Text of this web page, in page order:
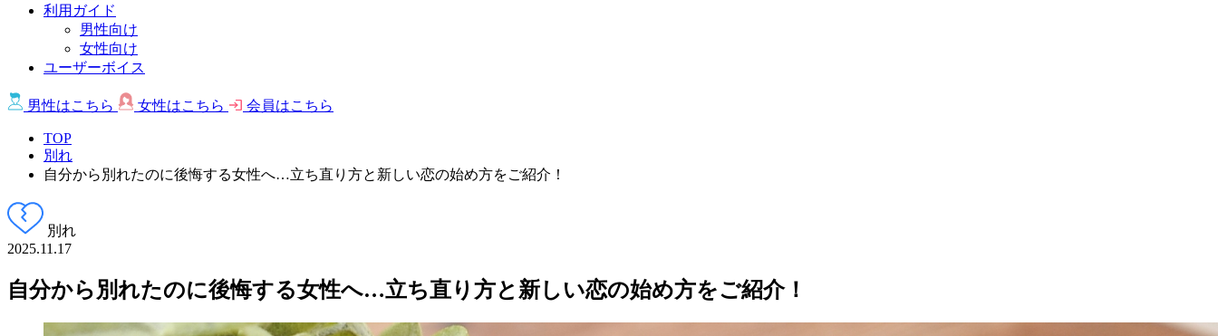
利用ガイド
男性向け
女性向け
ユーザーボイス
男性はこちら 女性はこちら 会員はこちら
TOP
別れ
自分から別れたのに後悔する女性へ…立ち直り方と新しい恋の始め方をご紹介！
別れ
2025.11.17
自分から別れたのに後悔する女性へ…立ち直り方と新しい恋の始め方をご紹介！